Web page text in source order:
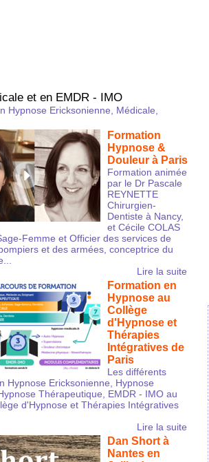
et en EMDR - IMO
Hypnose Ericksonienne, Médicale,
Formation
Hypnose &
Douleur à Paris
Formation animée
par le Dr Pascale
REYNETTE
Chirurgien-
Dentiste à Nancy,
et Cécile COLAS
Femme et Officier des services de
et des armées, conceptrice du
Lire la suite
Formation en
Hypnose au
Collège
d'Hypnose et
Thérapies
Intégratives de
Paris
Les différents
Hypnose Ericksonienne, Hypnose
Thérapeutique, EMDR - IMO au
d'Hypnose et Thérapies Intégratives
Lire la suite
Dan Short à
Nantes en